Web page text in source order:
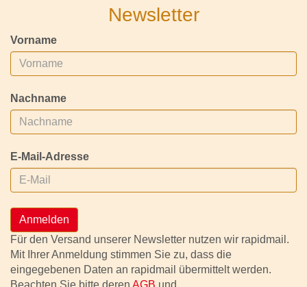
Newsletter
Vorname
Nachname
E-Mail-Adresse
Anmelden
Für den Versand unserer Newsletter nutzen wir rapidmail.
Mit Ihrer Anmeldung stimmen Sie zu, dass die
eingegebenen Daten an rapidmail übermittelt werden.
Beachten Sie bitte deren AGB und